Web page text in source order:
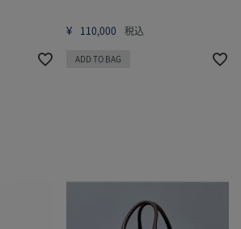
¥ 110,000 税込
ADD TO BAG